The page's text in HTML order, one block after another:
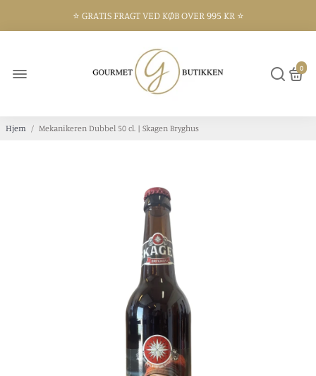
⭐️ GRATIS FRAGT VED KØB OVER 995 KR ⭐️
0
Hjem / Mekanikeren Dubbel 50 cl. | Skagen Bryghus